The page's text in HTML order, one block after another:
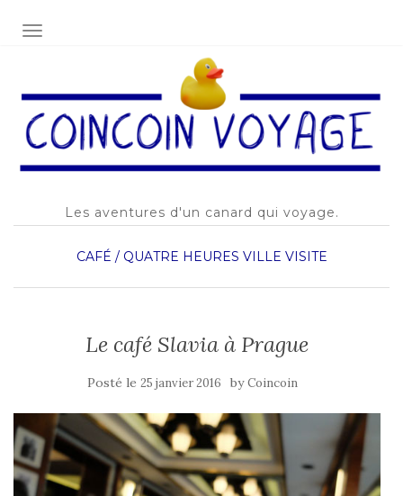
AFFICHER/MASQUER LA NAVIGATION
Les aventures d'un canard qui voyage.
CAFÉ / QUATRE HEURES VILLE VISITE
Le café Slavia à Prague
Posté le 25 janvier 2016 byCoincoin